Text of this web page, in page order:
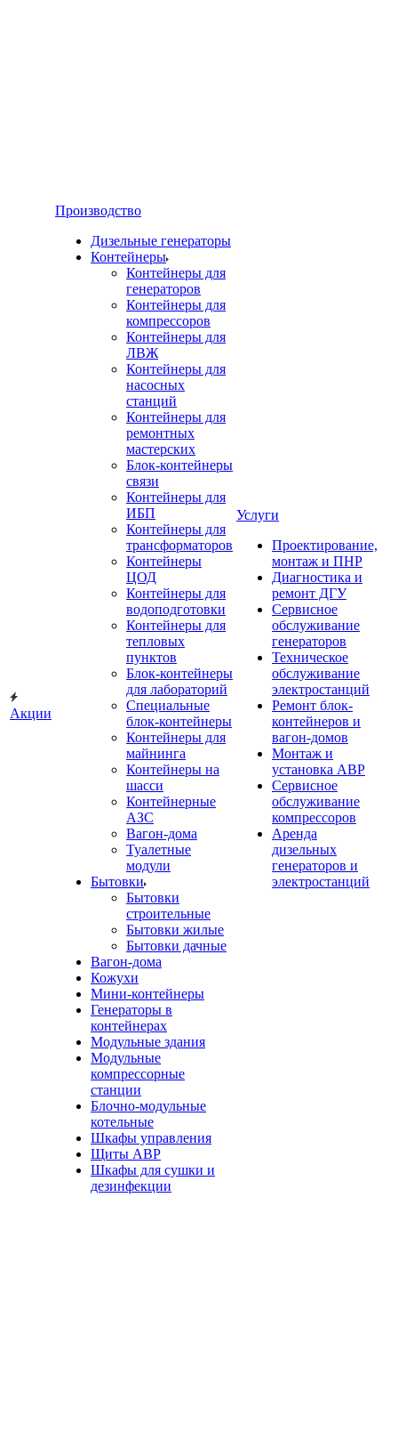
Акции
Производство
Дизельные генераторы
Контейнеры
Контейнеры для
генераторов
Контейнеры для
компрессоров
Контейнеры для
ЛВЖ
Контейнеры для
насосных
станций
Контейнеры для
ремонтных
мастерских
Блок-контейнеры
связи
Контейнеры для
ИБП
Контейнеры для
трансформаторов
Контейнеры
ЦОД
Контейнеры для
водоподготовки
Контейнеры для
тепловых
пунктов
Блок-контейнеры
для лабораторий
Специальные
блок-контейнеры
Контейнеры для
майнинга
Контейнеры на
шасси
Контейнерные
АЗС
Вагон-дома
Туалетные
модули
Бытовки
Бытовки
строительные
Бытовки жилые
Бытовки дачные
Вагон-дома
Кожухи
Мини-контейнеры
Генераторы в
контейнерах
Модульные здания
Модульные
компрессорные
станции
Блочно-модульные
котельные
Шкафы управления
Щиты АВР
Шкафы для сушки и
дезинфекции
Услуги
Проектирование,
монтаж и ПНР
Диагностика и
ремонт ДГУ
Сервисное
обслуживание
генераторов
Техническое
обслуживание
электростанций
Ремонт блок-
контейнеров и
вагон-домов
Монтаж и
установка АВР
Сервисное
обслуживание
компрессоров
Аренда
дизельных
генераторов и
электростанций